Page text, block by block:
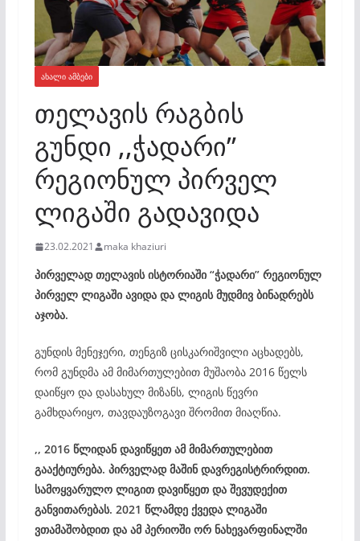
ᲐᲮᲐᲚᲘ ᲐᲛᲑᲔᲑᲘ
თელავის რაგბის
გუნდი ,,ჭადარი”
რეგიონულ პირველ
ლიგაში გადავიდა
23.02.2021 maka khaziuri
პირველად თელავის ისტორიაში “ჭადარი” რეგიონულ
პირველ ლიგაში ავიდა და ლიგის მუდმივ ბინადრებს
აჯობა.
გუნდის მენეჯერი, თენგიზ ცისკარიშვილი აცხადებს,
რომ გუნდმა ამ მიმართულებით მუშაობა 2016 წელს
დაიწყო და დასახულ მიზანს, ლიგის წევრი
გამხდარიყო, თავდაუზოგავი შრომით მიაღწია.
,, 2016 წლიდან დავიწყეთ ამ მიმართულებით
გააქტიურება. პირველად მაშინ დავრეგისტრირდით.
სამოყვარულო ლიგით დავიწყეთ და შევუდექით
განვითარებას. 2021 წლამდე ქვედა ლიგაში
ვთამაშობდით და ამ პერიოში ორ ნახევარფინალში